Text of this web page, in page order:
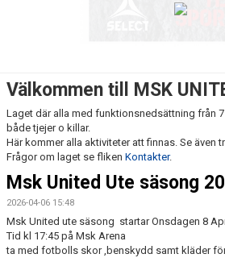
DOKUMENT
KONTAKT
MATCHER
PARASPORT.SE
Välkommen till MSK
Laget där alla med funktionsnedsättning från
både tjejer o killar.
Här kommer alla aktiviteter att finnas. Se även
Frågor om laget se fliken Kontakter.
Msk United Ute säsong
2026-04-06 15:48
Msk United ute säsong startar Onsdagen 8
Tid kl 17:45 på Msk Arena
ta med fotbolls skor ,benskydd samt kläder